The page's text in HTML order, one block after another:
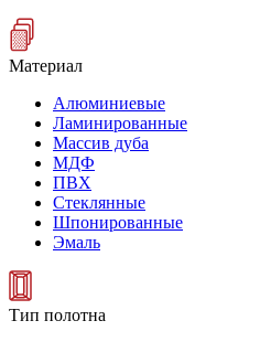
Материал
Алюминиевые
Ламинированные
Массив дуба
МДФ
ПВХ
Стеклянные
Шпонированные
Эмаль
Тип полотна